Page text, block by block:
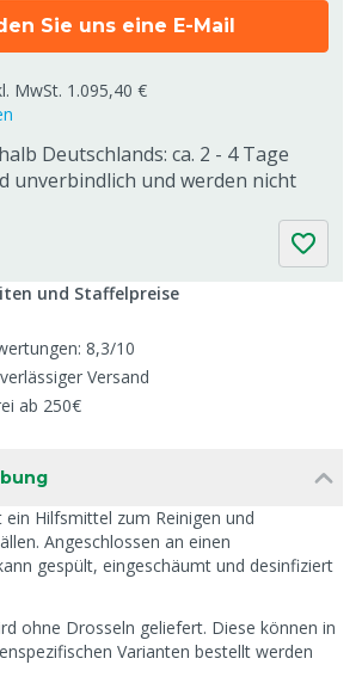
Sie uns eine E-Mail
MwSt. 1.095,40 €
Deutschlands: ca. 2 - 4 Tage
unverbindlich und werden nicht
und Staffelpreise
8,3/10
Versand
ab 250€
ein Hilfsmittel zum Reinigen und
Angeschlossen an einen
gespült, eingeschäumt und desinfiziert
ohne Drosseln geliefert. Diese können in
Varianten bestellt werden